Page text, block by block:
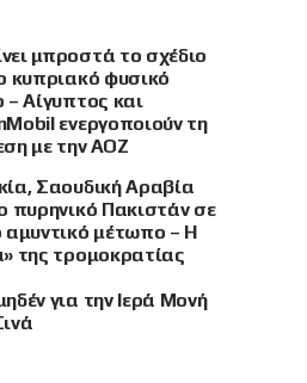
μπροστά το σχέδιο
κυπριακό φυσικό
– Αίγυπτος και
ενεργοποιούν τη
με την ΑΟΖ
Σαουδική Αραβία
πυρηνικό Πακιστάν σε
αμυντικό μέτωπο – Η
της τρομοκρατίας
για την Ιερά Μονή